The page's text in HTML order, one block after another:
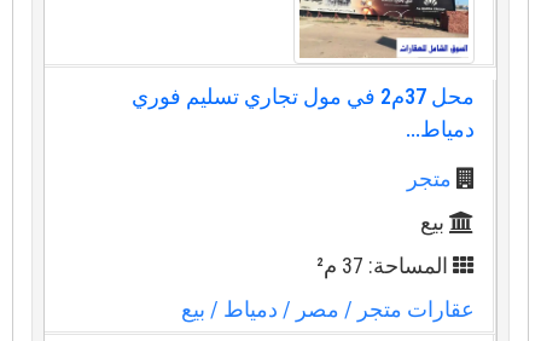
محل 37م2 في مول تجاري تسليم فوري
دمياط...
متجر
بيع
المساحة: 37 م²
عقارات متجر / مصر / دمياط/ بيع